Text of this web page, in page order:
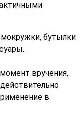
бутылки
вручения,
в